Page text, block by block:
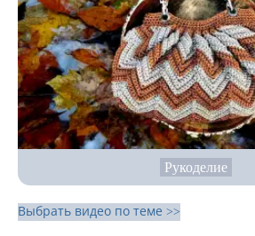
Рукоделие
Выбрать видео по теме >>